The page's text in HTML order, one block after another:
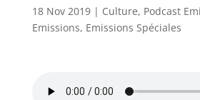
18 Nov 2019| Culture, Podcast
Emissions, Emissions Spéciales